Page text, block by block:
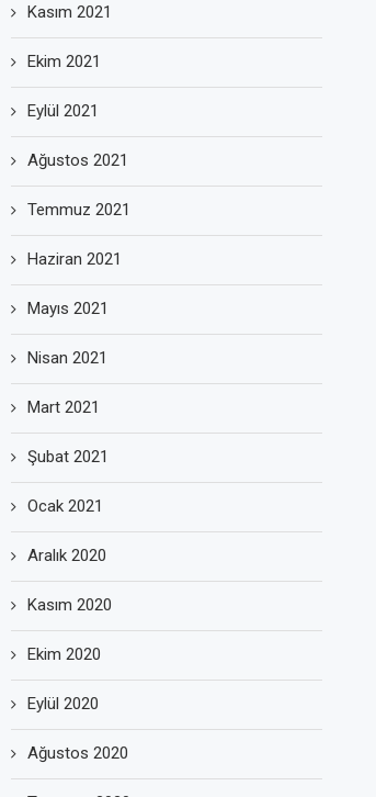
Kasım 2021
Ekim 2021
Eylül 2021
Ağustos 2021
Temmuz 2021
Haziran 2021
Mayıs 2021
Nisan 2021
Mart 2021
Şubat 2021
Ocak 2021
Aralık 2020
Kasım 2020
Ekim 2020
Eylül 2020
Ağustos 2020